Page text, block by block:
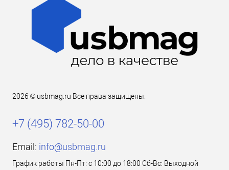
2026 © usbmag.ru Все права защищены.
+7 (495) 782-50-00
Email: info@usbmag.ru
График работы Пн-Пт: с 10:00 до 18:00 Сб-Вс: Выходной